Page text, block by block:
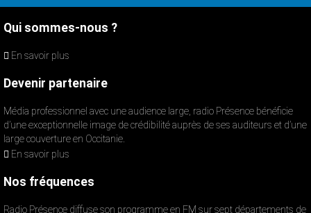
Qui sommes-nous ?
En savoir plus
Devenir partenaire
Média professionnel avec une audience large, radio Présence bénéficie
d’une exceptionnelle image de crédibilité auprès de ses auditeurs et d’une
large couverture en Occitanie.
En savoir plus
Nos fréquences
Radio Présence diffuse son programme en FM sur sept départements de